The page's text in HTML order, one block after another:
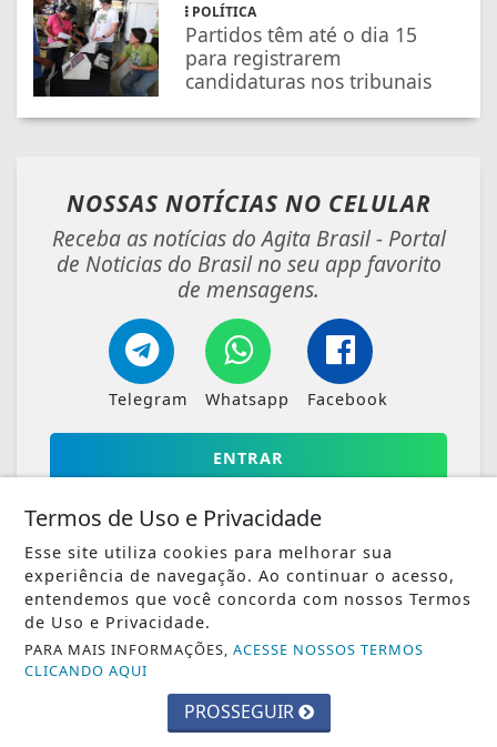
POLÍTICA
Partidos têm até o dia 15
para registrarem
candidaturas nos tribunais
NOSSAS NOTÍCIAS NO CELULAR
Receba as notícias do Agita Brasil - Portal
de Noticias do Brasil no seu app favorito
de mensagens.
Telegram Whatsapp Facebook
ENTRAR
Termos de Uso e Privacidade
Esse site utiliza cookies para melhorar sua
experiência de navegação. Ao continuar o acesso,
entendemos que você concorda com nossos Termos
de Uso e Privacidade.
PARA MAIS INFORMAÇÕES,ACESSE NOSSOS TERMOS
CLICANDO AQUI
PROSSEGUIR